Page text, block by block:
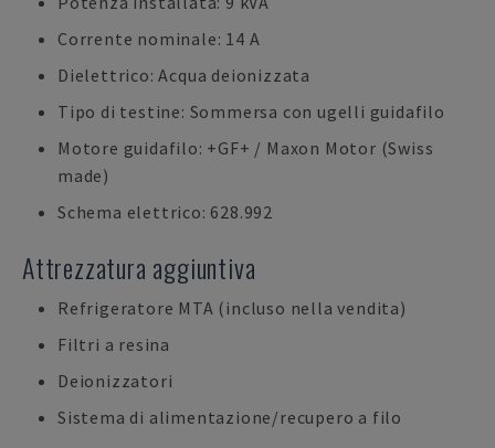
Corrente nominale: 14 A
Dielettrico: Acqua deionizzata
Tipo di testine: Sommersa con ugelli guidafilo
Motore guidafilo: +GF+ / Maxon Motor (Swiss
made)
Schema elettrico: 628.992
Attrezzatura aggiuntiva
Refrigeratore MTA (incluso nella vendita)
Filtri a resina
Deionizzatori
Sistema di alimentazione/recupero a filo